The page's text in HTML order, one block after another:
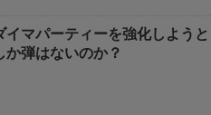
イマパーティーを強化しようと
か弾はないのか？